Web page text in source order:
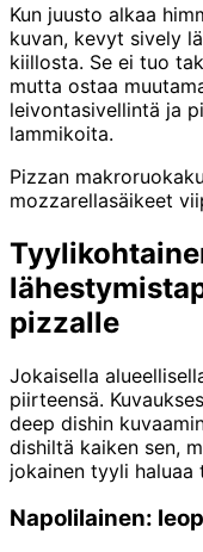
Kun juusto alkaa
kuvan, kevyt sively
kiillosta. Se ei tuo
mutta ostaa
leivontasivellintä ja
lammikoita.
Pizzan
mozzarellasäikeet
pizzalle
Jokaisella
piirteensä.
deep dishin
dishiltä kaiken sen,
jokainen tyyli haluaa
Napolilainen: